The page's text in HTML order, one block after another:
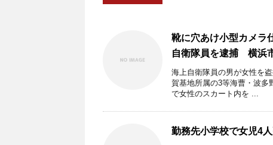
靴に穴あけ小型カメラ
自衛隊員を逮捕 横浜
海上自衛隊員の男が女性を
賀基地所属の3等海曹・波多
で女性のスカート内を ...
勤務先小学校で女児4